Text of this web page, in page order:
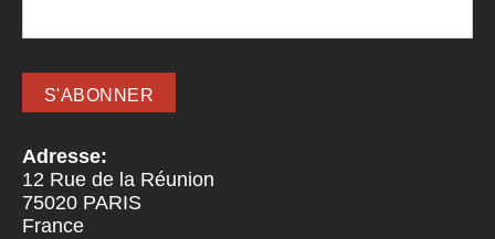
Adresse:
12 Rue de la Réunion
75020 PARIS
France